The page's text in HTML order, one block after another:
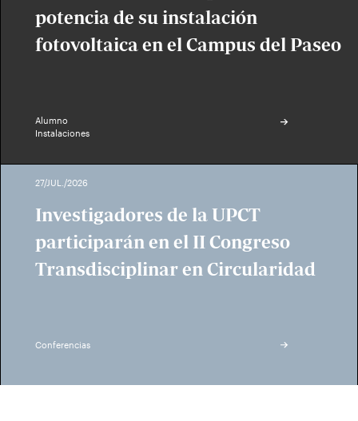
potencia de su instalación
fotovoltaica en el Campus del Paseo
Alumno
Instalaciones
27/JUL./2026
Investigadores de la UPCT
participarán en el II Congreso
Transdisciplinar en Circularidad
Conferencias